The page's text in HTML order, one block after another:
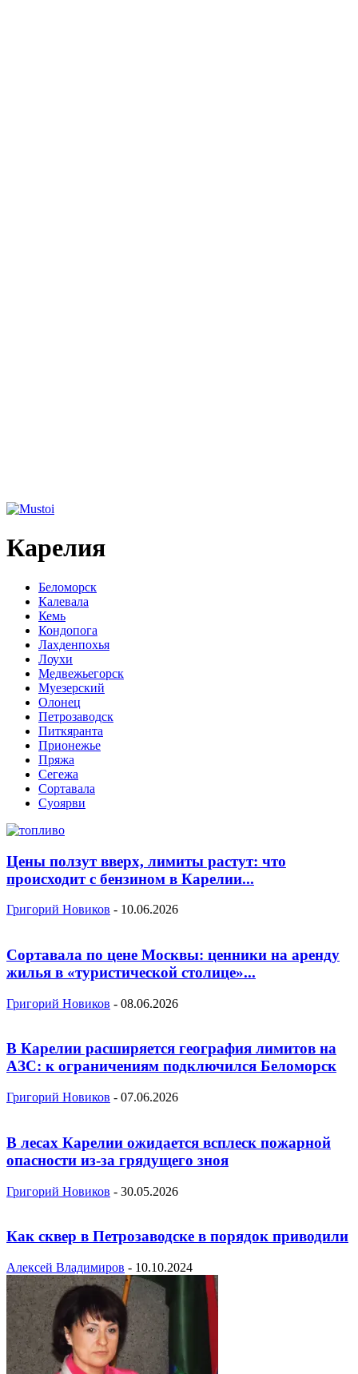
Карелия
Беломорск
Калевала
Кемь
Кондопога
Лахденпохья
Лоухи
Медвежьегорск
Муезерский
Олонец
Петрозаводск
Питкяранта
Прионежье
Пряжа
Сегежа
Сортавала
Суоярви
Цены ползут вверх, лимиты растут: что
происходит с бензином в Карелии...
Григорий Новиков - 10.06.2026
Сортавала по цене Москвы: ценники на аренду
жилья в «туристической столице»...
Григорий Новиков - 08.06.2026
В Карелии расширяется география лимитов на
АЗС: к ограничениям подключился Беломорск
Григорий Новиков - 07.06.2026
В лесах Карелии ожидается всплеск пожарной
опасности из-за грядущего зноя
Григорий Новиков - 30.05.2026
Как сквер в Петрозаводске в порядок приводили
Алексей Владимиров - 10.10.2024